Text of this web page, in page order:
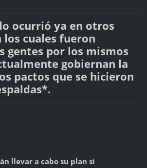
ocurrió ya en otros
los cuales fueron
gentes por los mismos
gobiernan la
pactos que se hicieron
llevar a cabo su plan si